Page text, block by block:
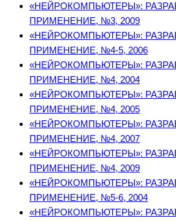
«НЕЙРОКОМПЬЮТЕРЫ»:
ПРИМЕНЕНИЕ, №3, 2009
«НЕЙРОКОМПЬЮТЕРЫ»:
ПРИМЕНЕНИЕ, №4-5, 2006
«НЕЙРОКОМПЬЮТЕРЫ»:
ПРИМЕНЕНИЕ, №4, 2004
«НЕЙРОКОМПЬЮТЕРЫ»:
ПРИМЕНЕНИЕ, №4, 2005
«НЕЙРОКОМПЬЮТЕРЫ»:
ПРИМЕНЕНИЕ, №4, 2007
«НЕЙРОКОМПЬЮТЕРЫ»:
ПРИМЕНЕНИЕ, №4, 2009
«НЕЙРОКОМПЬЮТЕРЫ»:
ПРИМЕНЕНИЕ, №5-6, 2004
«НЕЙРОКОМПЬЮТЕРЫ»: